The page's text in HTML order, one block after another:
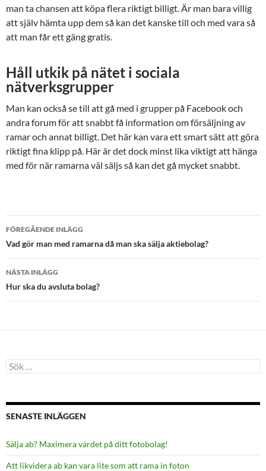
man ta chansen att köpa flera riktigt billigt. Är man bara villig
att själv hämta upp dem så kan det kanske till och med vara så
att man får ett gäng gratis.
Håll utkik på nätet i sociala
nätverksgrupper
Man kan också se till att gå med i grupper på Facebook och
andra forum för att snabbt få information om försäljning av
ramar och annat billigt. Det här kan vara ett smart sätt att göra
riktigt fina klipp på. Här är det dock minst lika viktigt att hänga
med för när ramarna väl säljs så kan det gå mycket snabbt.
Inläggsnavigering
FÖREGÅENDE INLÄGG
Vad gör man med ramarna då man ska sälja aktiebolag?
NÄSTA INLÄGG
Hur ska du avsluta bolag?
Sök
efter:
SENASTE INLÄGGEN
Sälja ab? Maximera värdet på ditt fotobolag!
Att likvidera ab kan vara lite som att rama in foton